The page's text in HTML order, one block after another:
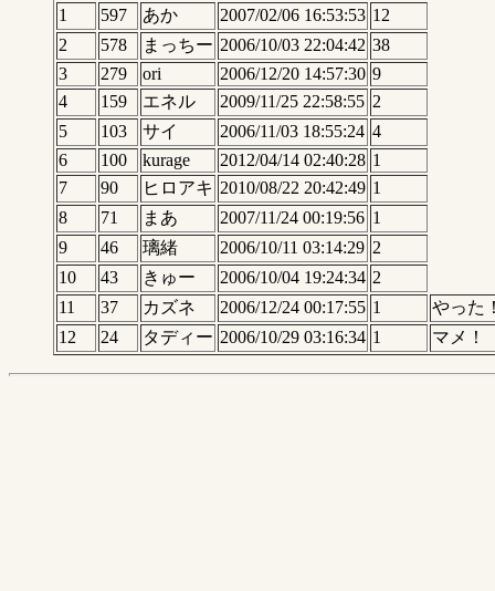
1
597 あか 2007/02/06 16:53:53 12
2
578 まっちー 2006/10/03 22:04:42 38
3
279 ori 2006/12/20 14:57:30 9
4
159 エネル 2009/11/25 22:58:55 2
5
103 サイ 2006/11/03 18:55:24 4
6
100 kurage 2012/04/14 02:40:28 1
7
90 ヒロアキ 2010/08/22 20:42:49 1
8
71 まあ 2007/11/24 00:19:56 1
9
46 璃緒 2006/10/11 03:14:29 2
10
43 きゅー 2006/10/04 19:24:34 2
11
37 カズネ 2006/12/24 00:17:55 1
やった
12
24 タディー 2006/10/29 03:16:34 1 マメ！